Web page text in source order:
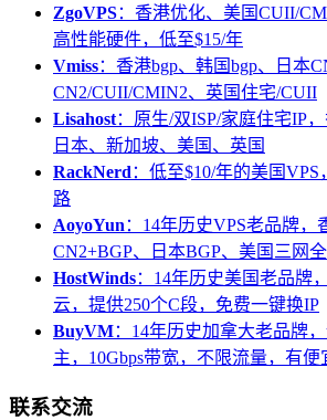
ZgoVPS：香港优化、美国CUII/
高性能硬件，低至$15/年
Vmiss：香港bgp、韩国bgp、日本
CN2/CUII/CMIN2、英国住宅/CUII
Lisahost：原生/双ISP/家庭住宅IP
日本、新加坡、美国、英国
RackNerd ：低至$10/年的美国
路
AoyoYun ：14年历史VPS老品牌，
CN2+BGP、日本BGP、美国三网
HostWinds：14年历史美国老品牌
云，提供250个C段，免费一键换IP
BuyVM：14年历史加拿大老品牌
主，10Gbps带宽，不限流量，有便
联系交流